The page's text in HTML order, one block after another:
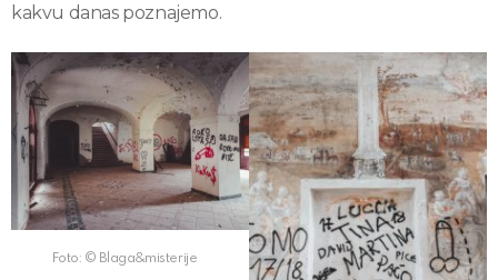
kakvu danas poznajemo.
Foto: © Blaga&misterije